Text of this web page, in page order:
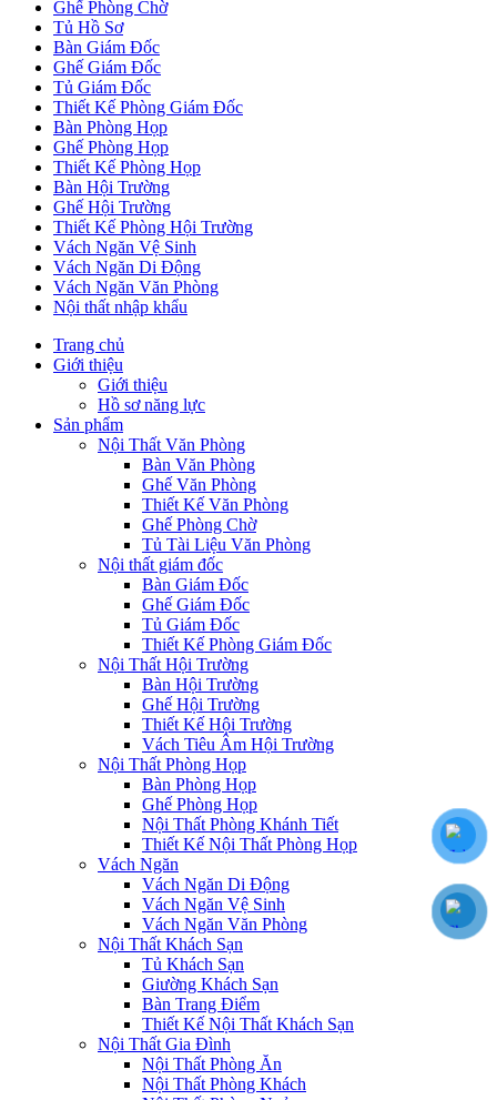
Ghế Phòng Chờ
Tủ Hồ Sơ
Bàn Giám Đốc
Ghế Giám Đốc
Tủ Giám Đốc
Thiết Kế Phòng Giám Đốc
Bàn Phòng Họp
Ghế Phòng Họp
Thiết Kế Phòng Họp
Bàn Hội Trường
Ghế Hội Trường
Thiết Kế Phòng Hội Trường
Vách Ngăn Vệ Sinh
Vách Ngăn Di Động
Vách Ngăn Văn Phòng
Nội thất nhập khẩu
Trang chủ
Giới thiệu
Giới thiệu
Hồ sơ năng lực
Sản phẩm
Nội Thất Văn Phòng
Bàn Văn Phòng
Ghế Văn Phòng
Thiết Kế Văn Phòng
Ghế Phòng Chờ
Tủ Tài Liệu Văn Phòng
Nội thất giám đốc
Bàn Giám Đốc
Ghế Giám Đốc
Tủ Giám Đốc
Thiết Kế Phòng Giám Đốc
Nội Thất Hội Trường
Bàn Hội Trường
Ghế Hội Trường
Thiết Kế Hội Trường
Vách Tiêu Âm Hội Trường
Nội Thất Phòng Họp
Bàn Phòng Họp
Ghế Phòng Họp
Nội Thất Phòng Khánh Tiết
Thiết Kế Nội Thất Phòng Họp
Vách Ngăn
Vách Ngăn Di Động
Vách Ngăn Vệ Sinh
Vách Ngăn Văn Phòng
Nội Thất Khách Sạn
Tủ Khách Sạn
Giường Khách Sạn
Bàn Trang Điểm
Thiết Kế Nội Thất Khách Sạn
Nội Thất Gia Đình
Nội Thất Phòng Ăn
Nội Thất Phòng Khách